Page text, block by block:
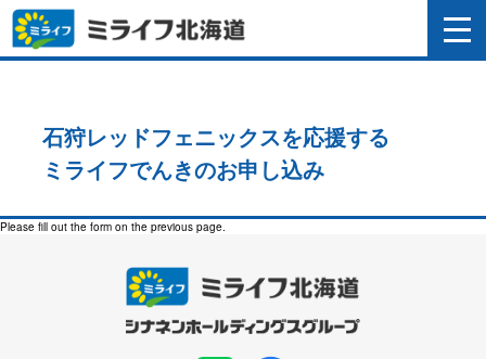
石狩レッドフェニックスを応援する
ミライフでんきのお申し込み
Please fill out the form on the previous page.